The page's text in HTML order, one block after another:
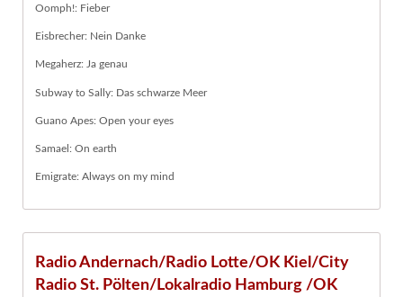
Oomph!: Fieber
Eisbrecher: Nein Danke
Megaherz: Ja genau
Subway to Sally: Das schwarze Meer
Guano Apes: Open your eyes
Samael: On earth
Emigrate: Always on my mind
Radio Andernach/Radio Lotte/OK Kiel/City
Radio St. Pölten/Lokalradio Hamburg /OK